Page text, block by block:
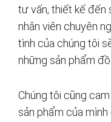
tư vấn, thiết kế đến
nhân viên chuyên
tình của chúng tôi
những sản phẩm
Chúng tôi cũng
sản phẩm của